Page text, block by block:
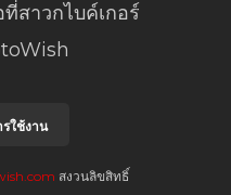
ที่สาวกไบค์เกอร์
ใช้งาน
สงวนลิขสิทธิ์